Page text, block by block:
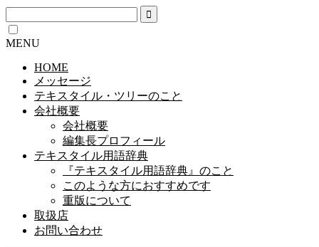
MENU
HOME
メッセージ
テキスタイル・ツリーのこと
会社概要
会社概要
編集長プロフィール
テキスタイル用語辞典
『テキスタイル用語辞典』のこと
このような方におすすめです
重版について
取扱店
お問い合わせ